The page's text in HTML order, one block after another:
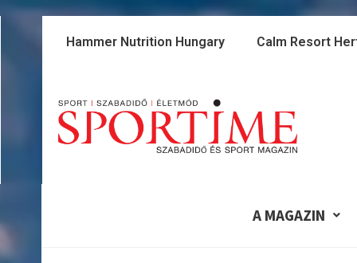
Skip
Hammer Nutrition Hungary Calm Resort
A MAGAZIN